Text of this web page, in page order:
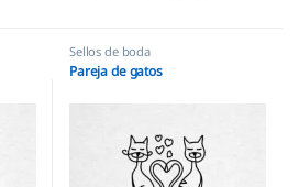
Sellos de boda
Pareja de gatos